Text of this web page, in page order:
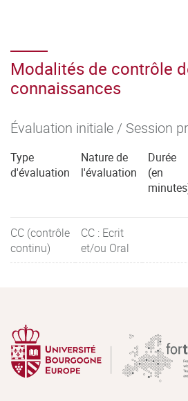
Modalités de contrôle
connaissances
Évaluation initiale / Session
Type
d'évaluation
Nature de
l'évaluation
Durée
(en
CC (contrôle
continu)
CC : Ecrit
et/ou Oral